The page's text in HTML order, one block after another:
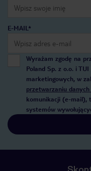
E-MAIL*
Wyrażam zgodę na
Poland Sp. z o.o. i
marketingowych, w
przetwarzaniu danych
komunikacji (e-mail),
systemów